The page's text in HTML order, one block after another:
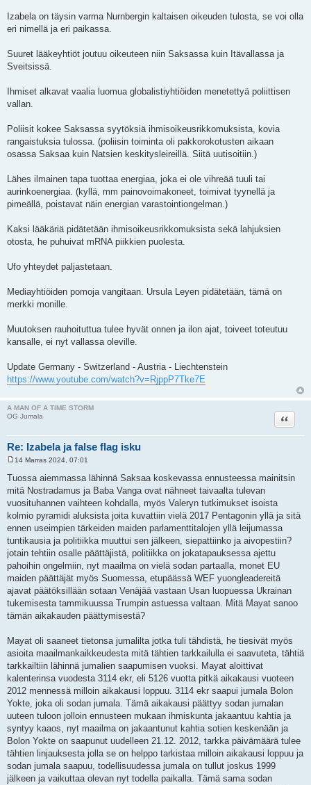
Izabela on täysin varma Nurnbergin kaltaisen oikeuden tulosta, se voi olla
eri nimellä ja eri paikassa.
Suuret lääkeyhtiöt joutuu oikeuteen niin Saksassa kuin Itävallassa ja
Sveitsissä.
Ihmiset alkavat vaalia luomua globalistiyhtiöiden menetettyä poliittisen
vallan.
Poliisit kokee Saksassa syytöksiä ihmisoikeusrikkomuksista, kovia
rangaistuksia tulossa. (poliisin toiminta oli pakkorokotusten aikaan
osassa Saksaa kuin Natsien keskitysleireillä. Siitä uutisoitiin.)
Lähes ilmainen tapa tuottaa energiaa, joka ei ole vihreää tuuli tai
aurinkoenergiaa. (kyllä, mm painovoimakoneet, toimivat tyynellä ja
pimeällä, poistavat näin energian varastointiongelman.)
Kaksi lääkäriä pidätetään ihmisoikeusrikkomuksista sekä lahjuksien
otosta, he puhuivat mRNA piikkien puolesta.
Ufo yhteydet paljastetaan.
Mediayhtiöiden pomoja vangitaan. Ursula Leyen pidätetään, tämä on
merkki monille.
Muutoksen rauhoituttua tulee hyvät onnen ja ilon ajat, toiveet toteutuu
kansalle, ei nyt vallassa oleville.
Update Germany - Switzerland - Austria - Liechtenstein
https://www.youtube.com/watch?v=RjppP7Tke7E
A MAN OF A TIME STORM
OG Jumala
Re: Izabela ja false flag isku
Lainaa
e
s
i
14 Marras 2024, 07:01
Tuossa aiemmassa lähinnä Saksaa koskevassa ennusteessa mainitsin
mitä Nostradamus ja Baba Vanga ovat nähneet taivaalta tulevan
vuosituhannen vaihteen kohdalla, myös Valeryn tutkimukset isoista
kolmio pyramidi aluksista joita kuvattiin vielä 2017 Pentagonin yllä ja sitä
ennen useimpien tärkeiden maiden parlamenttitalojen yllä leijumassa
tuntikausia ja politiikka muuttui sen jälkeen, siepattiinko ja aivopestiin?
jotain tehtiin osalle päättäjistä, politiikka on jokatapauksessa ajettu
pahoihin ongelmiin, nyt maailma on vielä sodan partaalla, monet EU
maiden päättäjät myös Suomessa, etupäässä WEF yuongleadereitä
ajavat päätöksillään sotaan Venäjää vastaan Usan luopuessa Ukrainan
tukemisesta tammikuussa Trumpin astuessa valtaan. Mitä Mayat sanoo
tämän aikakauden päättymisestä?
Mayat oli saaneet tietonsa jumalilta jotka tuli tähdistä, he tiesivät myös
asioita maailmankaikkeudesta mitä tähtien tarkkailulla ei saavuteta, tähtiä
tarkkailtiin lähinnä jumalien saapumisen vuoksi. Mayat aloittivat
kalenterinsa vuodesta 3114 ekr, eli 5126 vuotta pitkä aikakausi vuoteen
2012 mennessä milloin aikakausi loppuu. 3114 ekr saapui jumala Bolon
Yokte, joka oli sodan jumala. Tämä aikakausi päättyy sodan jumalan
uuteen tuloon jolloin ennusteen mukaan ihmiskunta jakaantuu kahtia ja
syntyy kaaos, nyt maailma on jakaantunut kahtia sotien keskenään ja
Bolon Yokte on saapunut uudelleen 21.12. 2012, tarkka päivämäärä tulee
tähtien linjauksesta jolla se on helppo tarkistaa milloin aikakausi loppuu ja
sodan jumala saapuu, todellisuudessa jumala on tullut joskus 1999
jälkeen ja vaikuttaa olevan nyt todella paikalla. Tämä sama sodan